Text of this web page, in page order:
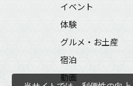
イベント
体験
グルメ・お土産
宿泊
動画